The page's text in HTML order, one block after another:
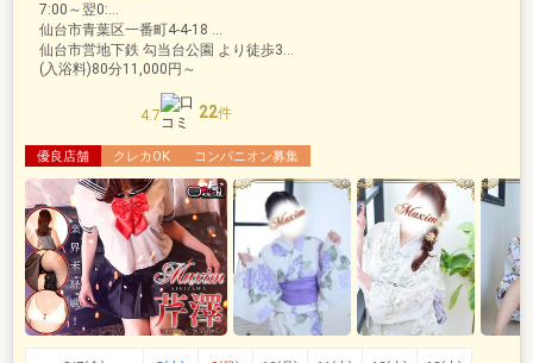
7:00～翌0:00
仙台市青葉区一番町4-4-18 2F
仙台市営地下鉄 勾当台公園 より徒歩3分
(入浴料)80分11,000円～
4.7 22件
優良店舗 クレカOK コンパニオン募集